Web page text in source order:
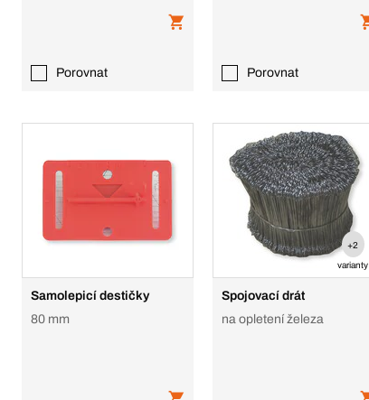
Porovnat Porovnat
Samolepicí destičky
80 mm
+2
varianty
Spojovací drát
na opletení železa